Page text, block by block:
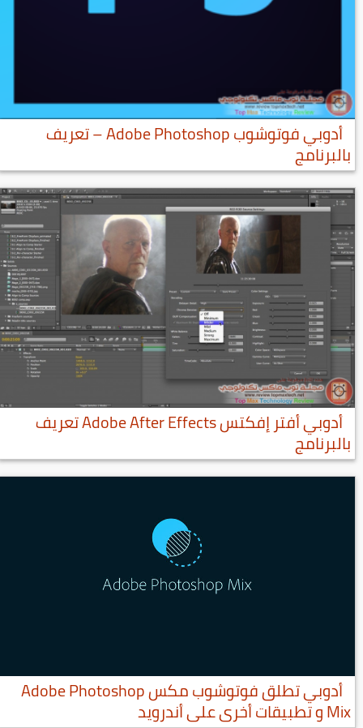
أدوبي فوتوشوب Adobe Photoshop – تعريف
بالبرنامج
أدوبي أفتر إفكتس Adobe After Effects تعريف
بالبرنامج
أدوبي تطلق فوتوشوب مكس Adobe Photoshop
Mix و تطبيقات أخرى على أندرويد